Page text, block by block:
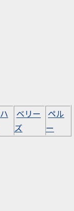
ベリー
ズ
ペル
ー